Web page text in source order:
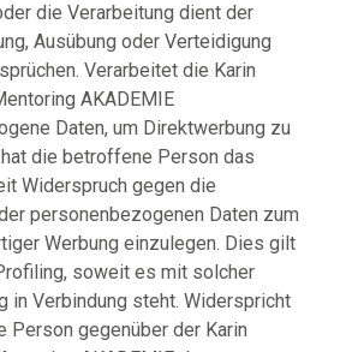
die Verarbeitung dient der
Ausübung oder Verteidigung
Verarbeitet die Karin
AKADEMIE
Daten, um Direktwerbung zu
die betroffene Person das
Widerspruch gegen die
personenbezogenen Daten zum
Werbung einzulegen. Dies gilt
soweit es mit solcher
in Verbindung steht. Widerspricht
Person gegenüber der Karin